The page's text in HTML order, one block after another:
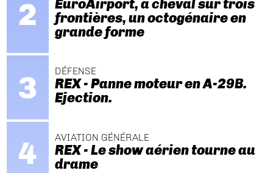
EuroAirport, à cheval sur trois
frontières, un octogénaire en
grande forme
DÉFENSE
REX - Panne moteur en A-29B.
Ejection.
AVIATION GÉNÉRALE
REX - Le show aérien tourne au
drame